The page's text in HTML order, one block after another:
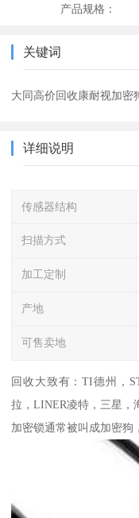
产品规格：
关键词
大同高价回收康耐视加密
详细说明
传感器结构
扫描方式
加工定制
产地
可售卖地
回收大致有：TI德州，
拉，LINER凌特，三星，
加密锁通常被叫成加密狗